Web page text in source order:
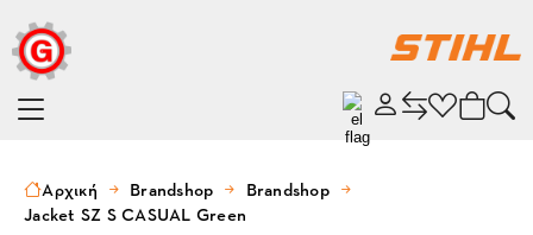
Αρχική Brandshop
Brandshop
Jacket SZ S CASUAL Green